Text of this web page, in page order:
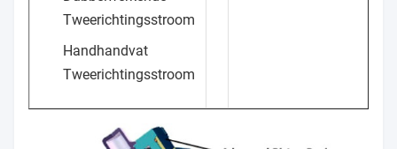
Tweerichtingsstroom
Handhandvat
Tweerichtingsstroom